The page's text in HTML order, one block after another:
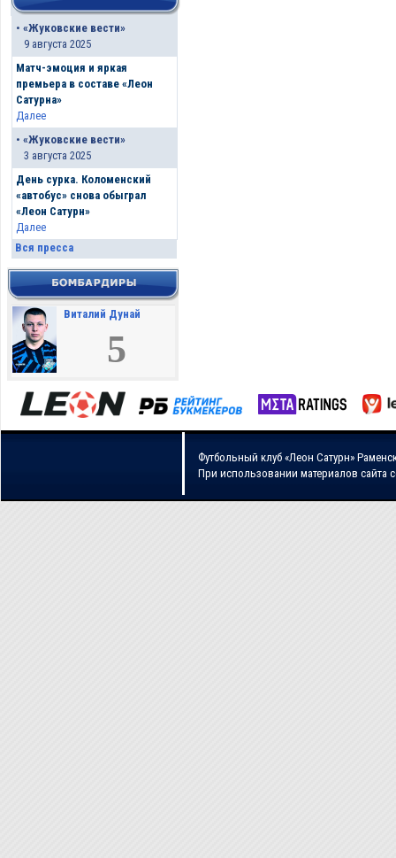
• «Жуковские вести»
9 августа 2025
Матч-эмоция и яркая
премьера в составе «Леон
Сатурна»
Далее
• «Жуковские вести»
3 августа 2025
День сурка. Коломенский
«автобус» снова обыграл
«Леон Сатурн»
Далее
Вся пресса
Виталий Дунай
5
Футбольный клуб «Леон Сатурн»
При использовании материалов сайта